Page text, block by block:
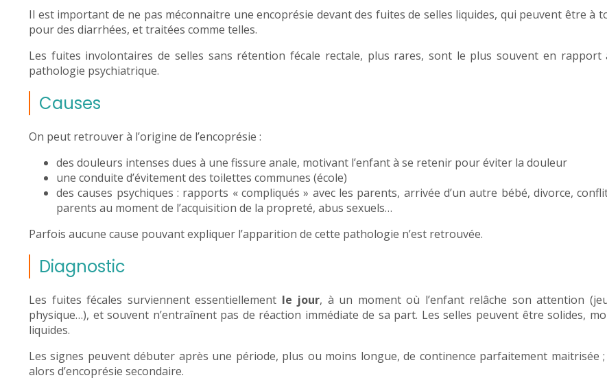
Il est important de ne pas méconnaitre une encoprésie devant des fuites de selles liquides, qui peuvent être à
pour des diarrhées, et traitées comme telles.
Les fuites involontaires de selles sans rétention fécale rectale, plus rares, sont le plus souvent en rapport
pathologie psychiatrique.
Causes
On peut retrouver à l’origine de l’encoprésie :
des douleurs intenses dues à une fissure anale, motivant l’enfant à se retenir pour éviter la douleur
une conduite d’évitement des toilettes communes (école)
des causes psychiques : rapports « compliqués » avec les parents, arrivée d’un autre bébé, divorce,
parents au moment de l’acquisition de la propreté, abus sexuels…
Parfois aucune cause pouvant expliquer l’apparition de cette pathologie n’est retrouvée.
Diagnostic
Les fuites fécales surviennent essentiellement le jour, à un moment où l’enfant relâche son attention
physique…), et souvent n’entraînent pas de réaction immédiate de sa part. Les selles peuvent être solides,
liquides.
Les signes peuvent débuter après une période, plus ou moins longue, de continence parfaitement maitrisée
alors d’encoprésie secondaire.